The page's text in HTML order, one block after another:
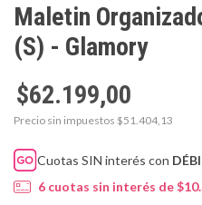
Maletin
(S) - Glamory
$62.199,00
Precio sin impuestos $51.404,13
Cuotas SIN interés con
6 cuotas sin interés de